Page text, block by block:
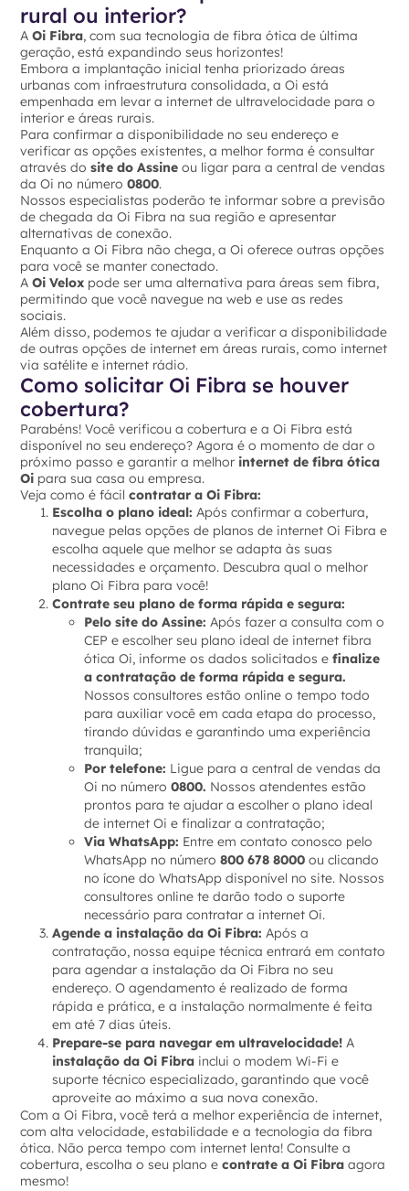
rural ou interior?
AOi Fibra, com sua tecnologia de fibra ótica de última
geração, está expandindo seus horizontes!
Embora a implantação inicial tenha priorizado áreas
urbanas com infraestrutura consolidada, a Oi está
empenhada em levar a internet de ultravelocidade para o
interior e áreas rurais.
Para confirmar a disponibilidade no seu endereço e
verificar as opções existentes, a melhor forma é consultar
através do site do Assine ou ligar para a central de vendas
da Oi no número0800.
Nossos especialistas poderão te informar sobre a previsão
de chegada da Oi Fibra na sua região e apresentar
alternativas de conexão.
Enquanto a Oi Fibra não chega, a Oi oferece outras opções
para você se manter conectado.
A Oi Velox pode ser uma alternativa para áreas sem fibra,
permitindo que você navegue na web e use as redes
sociais.
Além disso, podemos te ajudar a verificar a disponibilidade
de outras opções de internet em áreas rurais, como internet
via satélite e internet rádio.
Como solicitar Oi Fibra se houver
cobertura?
Parabéns! Você verificou a cobertura e a Oi Fibra está
disponível no seu endereço? Agora é o momento de dar o
próximo passo e garantir a melhor internet de fibra ótica
Oi para sua casa ou empresa.
Veja como é fácilcontratar a Oi Fibra:
Escolha o plano ideal: Após confirmar a cobertura,
navegue pelas opções de planos de internet Oi Fibra e
escolha aquele que melhor se adapta às suas
necessidades e orçamento. Descubra qual o melhor
plano Oi Fibra para você!
Contrate seu plano de forma rápida e segura:
Pelo site do Assine: Após fazer a consulta com o
CEP e escolher seu plano ideal de internet fibra
ótica Oi, informe os dados solicitados efinalize
a contratação de forma rápida e segura.
Nossos consultores estão online o tempo todo
para auxiliar você em cada etapa do processo,
tirando dúvidas e garantindo uma experiência
tranquila;
Por telefone: Ligue para a central de vendas da
Oi no número0800. Nossos atendentes estão
prontos para te ajudar a escolher o plano ideal
de internet Oi e finalizar a contratação;
Via WhatsApp: Entre em contato conosco pelo
WhatsApp no número800 678 8000 ou clicando
no ícone do WhatsApp disponível no site. Nossos
consultores online te darão todo o suporte
necessário para contratar a internet Oi.
Agende a instalação da Oi Fibra: Após a
contratação, nossa equipe técnica entrará em contato
para agendar a instalação da Oi Fibra no seu
endereço. O agendamento é realizado de forma
rápida e prática, e a instalação normalmente é feita
em até 7 dias úteis.
Prepare-se para navegar em ultravelocidade! A
instalação da Oi Fibra inclui o modem Wi-Fi e
suporte técnico especializado, garantindo que você
aproveite ao máximo a sua nova conexão.
Com a Oi Fibra, você terá a melhor experiência de internet,
com alta velocidade, estabilidade e a tecnologia da fibra
ótica. Não perca tempo com internet lenta! Consulte a
cobertura, escolha o seu plano econtrate a Oi Fibra agora
mesmo!